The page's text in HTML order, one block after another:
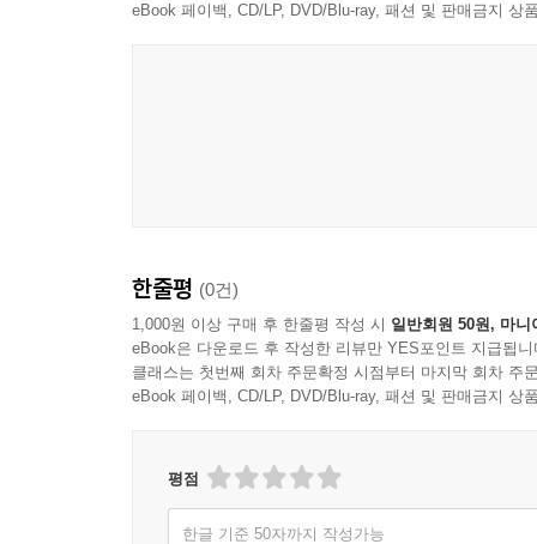
사고력 강화 훈련
정복 전략
사고력 강화 훈련
Practice
사고력 강화 훈련
eBook 페이백, CD/LP, DVD/Blu-ray, 패션 및 판매금지 상
한줄평 (0건)
1,000원 이상 구매 후 한줄평 작성 시 일반회원 50원, 마니
eBook은 다운로드 후 작성한 리뷰만 YES포인트 지급됩니
클래스는 첫번째 회차 주문확정 시점부터 마지막 회차 주
eBook 페이백, CD/LP, DVD/Blu-ray, 패션 및 판매금지 상
평점
한글 기준 50자까지 작성가능